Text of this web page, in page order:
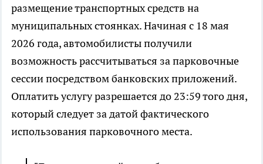
размещение транспортных средств на
муниципальных стоянках. Начиная с 18 мая
2026 года, автомобилисты получили
возможность рассчитываться за парковочные
сессии посредством банковских приложений.
Оплатить услугу разрешается до 23:59 того дня,
который следует за датой фактического
использования парковочного места.